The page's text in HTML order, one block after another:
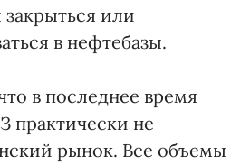
или
в нефтебазы.
в последнее время
практически не
рынок. Все объемы